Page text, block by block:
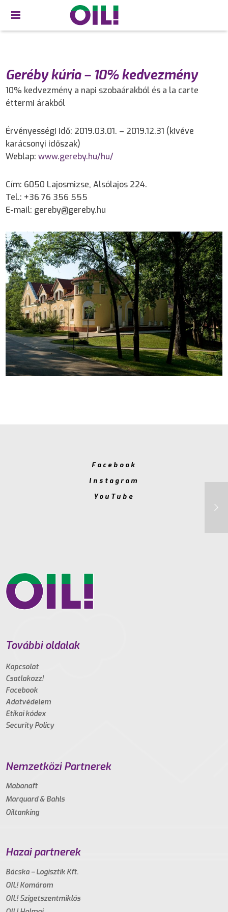
Geréby kúria – 10% kedvezmény
10% kedvezmény a napi szobaárakból és a la carte
éttermi árakból
Érvényességi idő: 2019.03.01. – 2019.12.31 (kivéve
karácsonyi időszak)
Weblap:www.gereby.hu/hu/
Cím: 6050 Lajosmizse, Alsólajos 224.
Tel.: +36 76 356 555
E-mail: gereby@gereby.hu
Facebook
Instagram
YouTube
További oldalak
Kapcsolat
Csatlakozz!
Facebook
Adatvédelem
Etikai kódex
Security Policy
Nemzetközi Partnerek
Mabanaft
Marquard & Bahls
Oiltanking
Hazai partnerek
Bácska – Logisztik Kft.
OIL! Komárom
OIL! Szigetszentmiklós